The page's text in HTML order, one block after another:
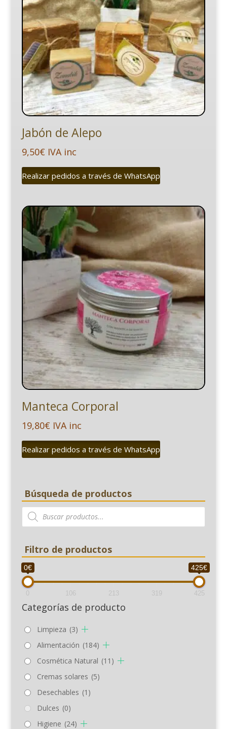
Jabón de Alepo
9,50€ IVA inc
Realizar pedidos a través de WhatsApp
Manteca Corporal
19,80€ IVA inc
Realizar pedidos a través de WhatsApp
Búsqueda de productos
Búsqueda
de
productos
Filtro de productos
0€ 425€
0 106 213 319 425
Categorías de producto
Limpieza (3)
Alimentación (184)
Cosmética Natural (11)
Cremas solares (5)
Desechables (1)
Dulces (0)
Higiene (24)